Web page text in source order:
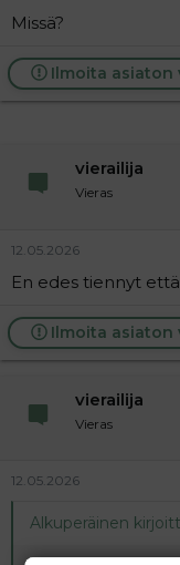
Missä?
Ilmoita asiaton
vierailija
Vieras
12.05.2026
En edes tiennyt
Ilmoita asiaton
vierailija
Vieras
12.05.2026
Alkuperäinen